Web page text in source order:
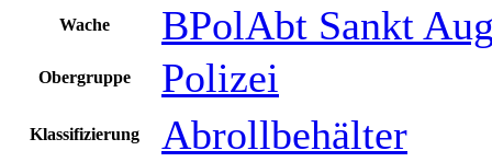
Wache BPolAbt Sankt
Obergruppe Polizei
Klassifizierung Abrollbehälter